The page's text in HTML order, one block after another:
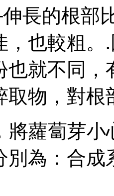
長的根部
，也較粗。
也就不同，
取物，對根
將蘿蔔芽
別為：合成